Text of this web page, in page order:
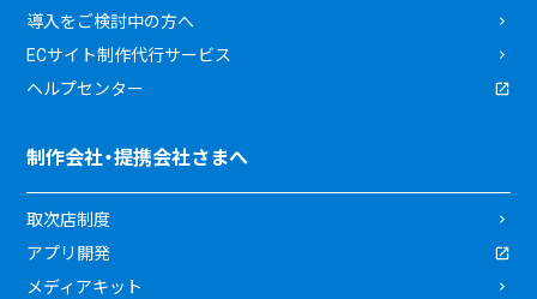
導入をご検討中の方へ
ECサイト制作代行サービス
ヘルプセンター
制作会社・提携会社さまへ
取次店制度
アプリ開発
メディアキット